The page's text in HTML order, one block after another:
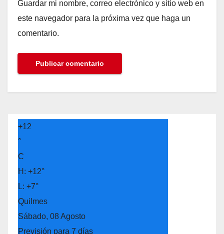
Guardar mi nombre, correo electrónico y sitio web en
este navegador para la próxima vez que haga un
comentario.
+12
°
C
H: +12°
L: +7°
Quilmes
Sábado, 08 Agosto
Previsión para 7 días